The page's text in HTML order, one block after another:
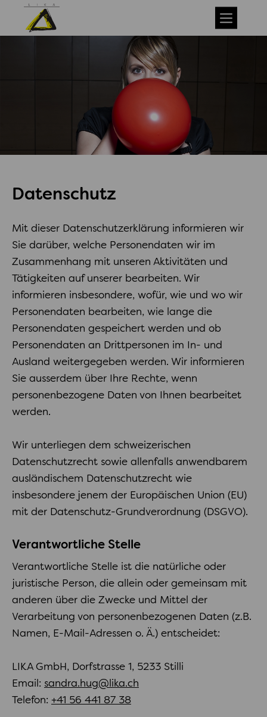
Datenschutz
Mit dieser Datenschutzerklärung informieren wir
Sie darüber, welche Personendaten wir im
Zusammenhang mit unseren Aktivitäten und
Tätigkeiten auf unserer bearbeiten. Wir
informieren insbesondere, wofür, wie und wo wir
Personendaten bearbeiten, wie lange die
Personendaten gespeichert werden und ob
Personendaten an Drittpersonen im In- und
Ausland weitergegeben werden. Wir informieren
Sie ausserdem über Ihre Rechte, wenn
personenbezogene Daten von Ihnen bearbeitet
werden.
Wir unterliegen dem schweizerischen
Datenschutzrecht sowie allenfalls anwendbarem
ausländischem Datenschutzrecht wie
insbesondere jenem der Europäischen Union (EU)
mit der Datenschutz-Grundverordnung (DSGVO).
Verantwortliche Stelle
Verantwortliche Stelle ist die natürliche oder
juristische Person, die allein oder gemeinsam mit
anderen über die Zwecke und Mittel der
Verarbeitung von personenbezogenen Daten (z.B.
Namen, E-Mail-Adressen o. Ä.) entscheidet:
LIKA GmbH, Dorfstrasse 1, 5233 Stilli
Email: sandra.hug@lika.ch
Telefon: +41 56 441 87 38